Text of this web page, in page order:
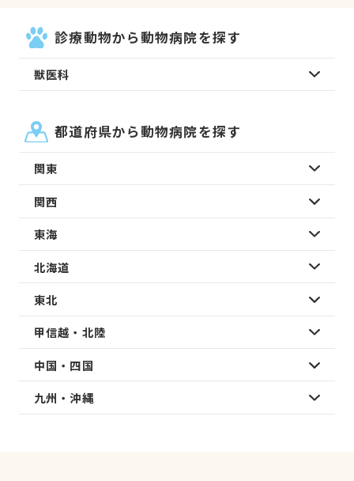
診療動物から動物病院を探す
獣医科
都道府県から動物病院を探す
関東
関西
東海
北海道
東北
甲信越・北陸
中国・四国
九州・沖縄